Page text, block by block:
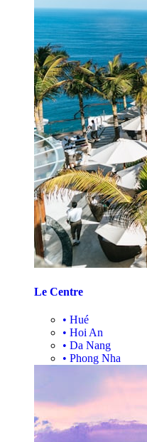
Le Centre
• Hué
• Hoi An
• Da Nang
• Phong Nha